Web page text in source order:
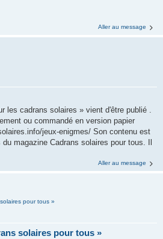
Aller au message
les cadrans solaires » vient d'être publié .
ou commandé en version papier
jeux-enigmes/ Son contenu est
magazine Cadrans solaires pour tous. Il
Aller au message
pour tous »
solaires pour tous »